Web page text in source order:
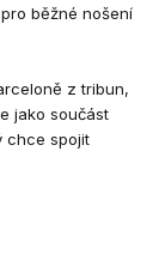
běžné nošení
z tribun,
jako součást
chce spojit